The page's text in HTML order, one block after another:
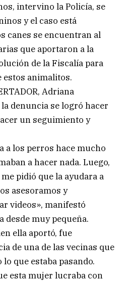
intervino la Policía, se
y el caso está
canes se encuentran al
que aportaron a la
de la Fiscalía para
animalitos.
Adriana
denuncia se logró hacer
un seguimiento y
a los perros hace mucho
a hacer nada. Luego,
pidió que la ayudara a
asesoramos y
videos», manifestó
muy pequeña.
ella aportó, fue
de una de las vecinas que
que estaba pasando.
esta mujer lucraba con